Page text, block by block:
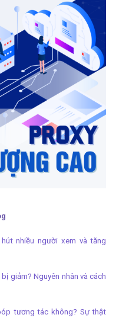
nhiều người xem và tăng
giảm? Nguyên nhân và cách
tương tác không? Sự thật